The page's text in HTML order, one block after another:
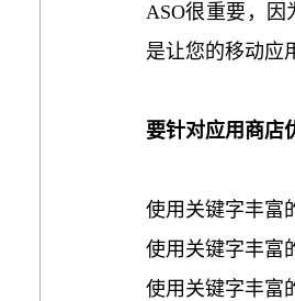
ASO很重要，因
是让您的移动应
要针对应用商店
使用关键字丰富
使用关键字丰富
使用关键字丰富